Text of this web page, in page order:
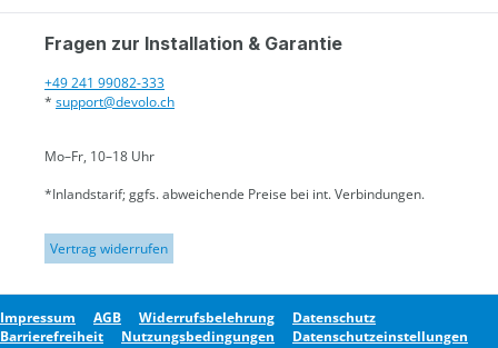
Fragen zur Installation & Garantie
+49 241 99082-333
* support@devolo.ch
Mo–Fr, 10–18 Uhr
*Inlandstarif; ggfs. abweichende Preise bei int. Verbindungen.
Vertrag widerrufen
Impressum AGB Widerrufsbelehrung
Datenschutz
Barrierefreiheit
Nutzungsbedingungen Datenschutzeinstellungen